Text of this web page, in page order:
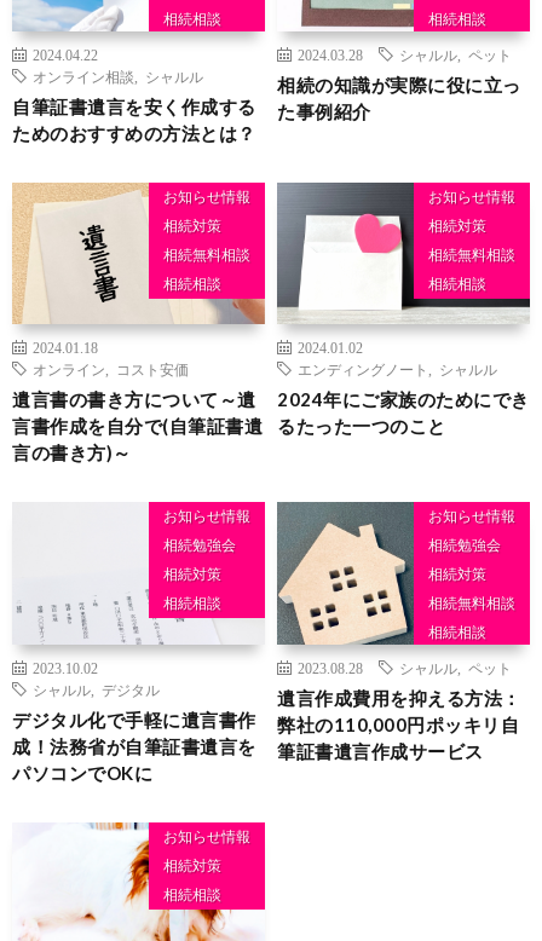
相続相談
終活セミナー
2024.04.22
オンライン相談
シャルル
自筆証書遺言を安く作成する
ためのおすすめの方法とは？
相続相談
2024.03.28 シャルル ペット
相続の知識が実際に役に立っ
た事例紹介
お知らせ情報
相続対策
相続無料相談
相続相談
2024.01.18
オンライン
コスト安価
遺言書の書き方について～遺
言書作成を自分で(自筆証書遺
言の書き方)～
お知らせ情報
相続対策
相続無料相談
相続相談
2024.01.02
エンディングノート
シャルル
2024年にご家族のためにでき
るたった一つのこと
お知らせ情報
相続勉強会
相続対策
相続相談
2023.10.02
シャルル
デジタル
デジタル化で手軽に遺言書作
成！法務省が自筆証書遺言を
パソコンでOKに
お知らせ情報
相続勉強会
相続対策
相続無料相談
相続相談
2023.08.28 シャルル ペット
遺言作成費用を抑える方法：
弊社の110,000円ポッキリ自
筆証書遺言作成サービス
お知らせ情報
相続対策
相続相談